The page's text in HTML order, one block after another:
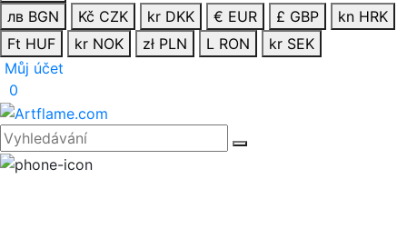
лв BGN
Kč CZK kr DKK € EUR £ GBP
kn HRK
Ft HUF
kr NOK zł PLN L RON
kr SEK
Můj účet
0